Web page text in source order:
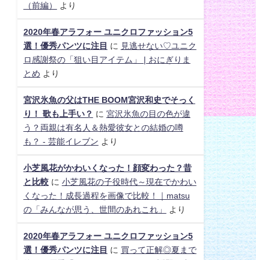
（前編）
より
2020年春アラフォー ユニクロファッション5
選！優秀パンツに注目 に
見逃せない♡ユニク
ロ感謝祭の「狙い目アイテム」 | おにぎりま
とめ より
宮沢氷魚の父はTHE BOOM宮沢和史でそっく
り！ 歌も上手い？ に 宮沢氷魚の目の色が違
う？両親は有名人＆熱愛彼女との結婚の噂
も？ - 芸能イレブン より
小芝風花がかわいくなった！顔変わった？昔
と比較に 小芝風花の子役時代～現在でかわい
くなった！成長過程を画像で比較！｜matsu
の「みんなが思う、世間のあれこれ」
より
2020年春アラフォー ユニクロファッション5
選！優秀パンツに注目 に 買って正解◎夏まで